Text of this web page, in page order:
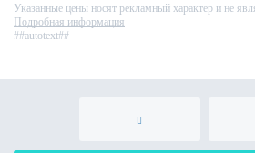
Указанные цены носят рекламный характер и не
Подробная информация
##autotext##